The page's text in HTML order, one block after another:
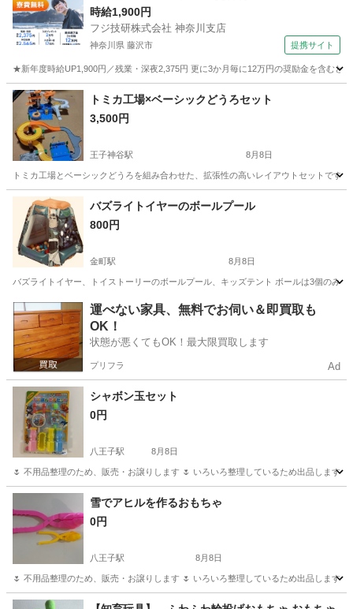
時給1,900円
フジ技研株式会社 神奈川支店
神奈川県 藤沢市 提携サイト
★新年度時給UP1,900円／残業・深夜2,375円 更に3か月毎に12万円の奨励金を含む
神奈川 藤沢市 その他
トミカ工場×ベーシックどうろセット
3,500円
王子神谷駅 8月8日
トミカ工場とベーシックどうろを組み合わせた、拡張性の高いレイアウトセットで
東京 北区 王子神谷駅 ミニカー
バズライトイヤーのボールプール
800円
金町駅 8月8日
バズライトイヤー、トイストーリーのボールプール、キッズテント ボールは3個のみ
東京 葛飾区 金町駅 その他
運べない家具、無料でお伺い＆即買取も
OK！
状態が悪くてもOK！最大限買取します
プリフラ Ad
シャボン玉セット
0円
八王子駅 8月8日
🌷 不用品整理のため、販売・お譲りします 🌷 いろいろ整理しているため出品します
東京 八王子市 八王子駅 その他
雪でアヒルを作るおもちゃ
0円
八王子駅 8月8日
🌷 不用品整理のため、販売・お譲りします 🌷 いろいろ整理しているため出品します
東京 八王子市 八王子駅 おもちゃ